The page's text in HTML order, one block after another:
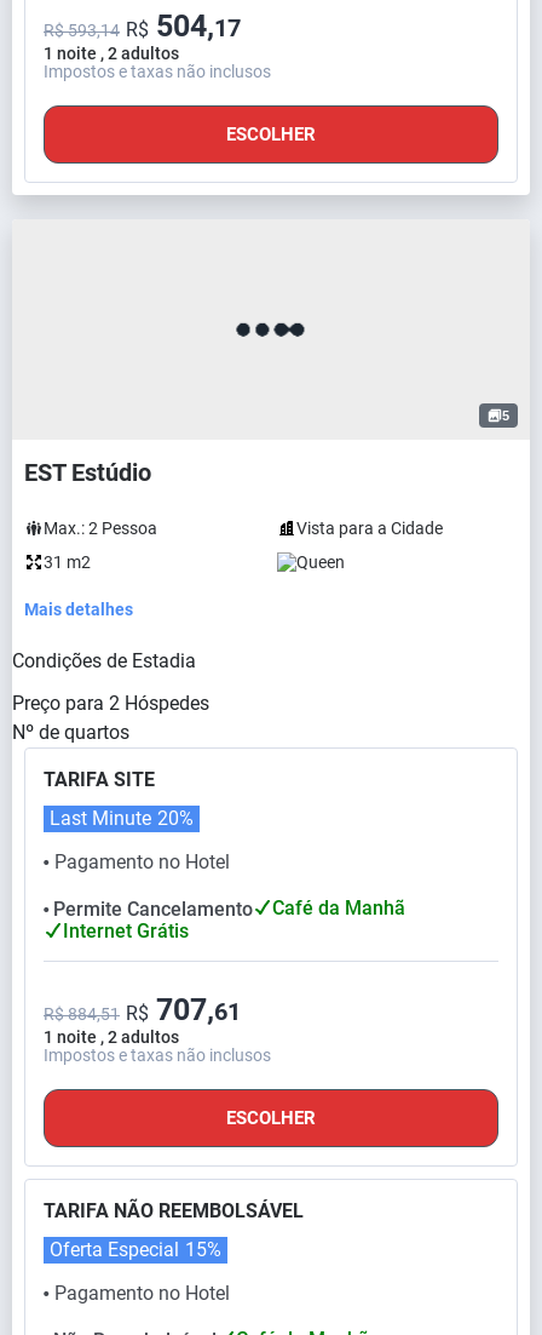
1 noite , 2 adultos
R$ 593,14 R$ 504,17
Impostos e taxas não inclusos
ESCOLHER
5
EST Estúdio
Max.:2 Pessoa
Vista para a Cidade
31 m2
Queen
Mais detalhes
Condições de Estadia
Preço para 2 Hóspedes
Nº de quartos
TARIFA SITE
⬤ Pagamento no Hotel
Last Minute 20%
⬤ Permite Cancelamento
Café da Manhã
Internet Grátis
1 noite , 2 adultos
R$ 884,51 R$ 707,61
Impostos e taxas não inclusos
ESCOLHER
TARIFA NÃO REEMBOLSÁVEL
⬤ Pagamento no Hotel
Oferta Especial 15%